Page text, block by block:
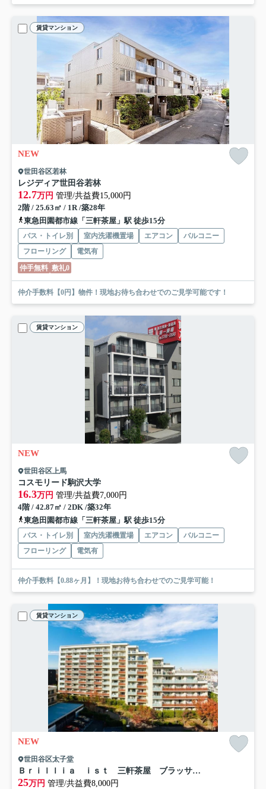
賃貸マンション
NEW
世田谷区若林
レジディア世田谷若林
12.7万円 管理/共益費15,000円
2階 / 25.63㎡ / 1R /築28年
東急田園都市線「三軒茶屋」駅 徒歩15分
バス・トイレ別 室内洗濯機置場 エアコン
バルコニー
フローリング
電気有
仲手無料 敷礼0
仲介手数料【0円】物件！現地お待ち合わせでのご見学可能です！
賃貸マンション
NEW
世田谷区上馬
コスモリード駒沢大学
16.3万円 管理/共益費7,000円
4階 / 42.87㎡ / 2DK /築32年
東急田園都市線「三軒茶屋」駅 徒歩15分
バス・トイレ別 室内洗濯機置場 エアコン
バルコニー
フローリング
電気有
仲介手数料【0.88ヶ月】！現地お待ち合わせでのご見学可能！
賃貸マンション
NEW
世田谷区太子堂
Ｂｒｉｌｌｉａ ｉｓｔ 三軒茶屋 ブラッサムテラス
25万円 管理/共益費8,000円